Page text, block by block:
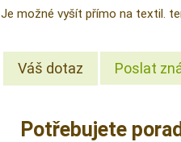
Je možné vyšít přímo na textil.
Váš dotaz Poslat
Potřebujete